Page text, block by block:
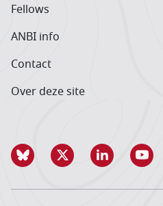
Fellows
ANBI info
Contact
Over deze site